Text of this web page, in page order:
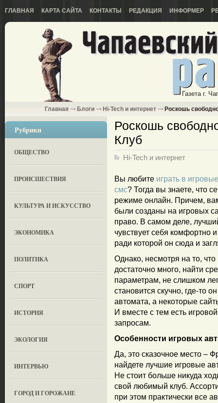
ГЛАВНАЯ КАРТА САЙТА КОНТАКТЫ РЕДАКЦИЯ ИНФОРМЕР
Газета г.
Главная Блоги Hi-Tech и интернет Роскошь
Рубрики
ОБЩЕСТВО
ПРОИСШЕСТВИЯ
КУЛЬТУРА И ИСКУССТВО
ЭКОНОМИКА
ПОЛИТИКА
СПОРТ
ИСТОРИЯ
ЭКОЛОГИЯ
ИНТЕРВЬЮ
ГОРОД И ГОРОЖАНЕ
Роскошь
Клуб
Hi-Tech и интернет
Вы любите играть в
смс? Тогда вы знаете, что
режиме онлайн. Причем,
были созданы на игровых
право. В самом деле, лучший
чувствует себя комфортно
ради которой он сюда и
Однако, несмотря на то,
достаточно много, найти
параметрам, не слишком
становится скучно, где-то
автомата, а некоторые
И вместе с тем есть
запросам.
Особенности игровых
Да, это сказочное место –
найдете лучшие игровые
Не стоит больше никуда
свой любимый клуб.
при этом практически все